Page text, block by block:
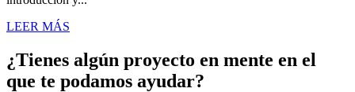
LEER MÁS
¿Tienes algún proyecto en mente en el
que te podamos ayudar?